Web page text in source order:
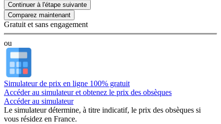
Continuer à l'étape suivante
Gratuit et sans engagement
ou
Simulateur de prix en ligne 100% gratuit
Accéder au simulateur et obtenez le prix des obsèques
Accéder au simulateur
Le simulateurdétermine, à titre indicatif, le prix des obsèques si
vous résidez en France.